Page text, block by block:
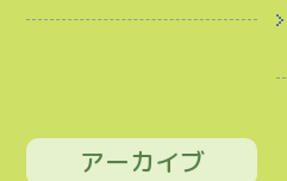
アーカイブ